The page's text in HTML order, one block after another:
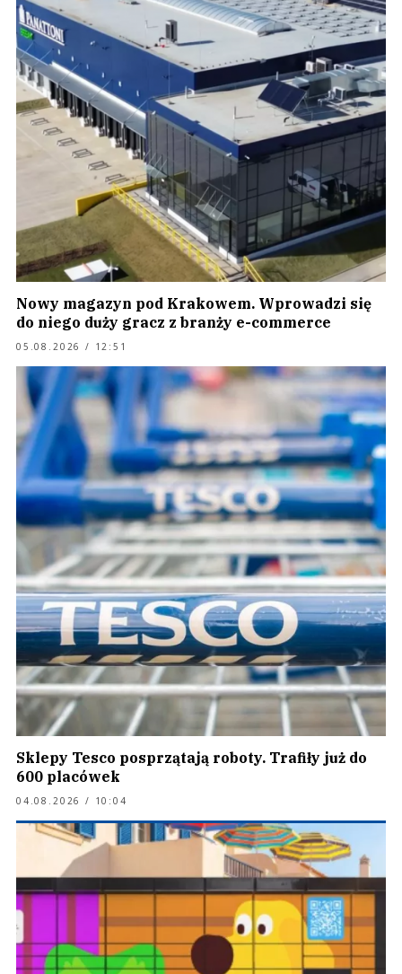
Nowy magazyn pod Krakowem. Wprowadzi się
do niego duży gracz z branży e-commerce
05.08.2026 / 12:51
Sklepy Tesco posprzątają roboty. Trafiły już do
600 placówek
04.08.2026 / 10:04